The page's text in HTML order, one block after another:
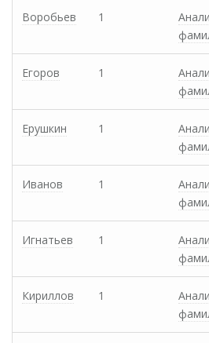
Воробьев 1
Егоров 1
Ерушкин 1
Иванов 1
Игнатьев 1
Кириллов 1